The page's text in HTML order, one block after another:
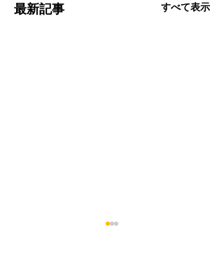
最新記事 すべて表示